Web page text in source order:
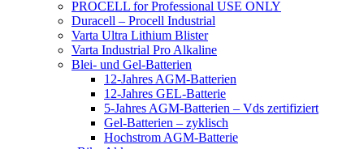
PROCELL for Professional USE ONLY
Duracell – Procell Industrial
Varta Ultra Lithium Blister
Varta Industrial Pro Alkaline
Blei- und Gel-Batterien
12-Jahres AGM-Batterien
12-Jahres GEL-Batterie
5-Jahres AGM-Batterien – Vds zertifiziert
Gel-Batterien – zyklisch
Hochstrom AGM-Batterie